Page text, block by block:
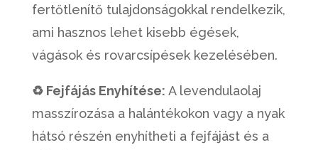
fertőtlenítő tulajdonságokkal rendelkezik,
ami hasznos lehet kisebb égések,
vágások és rovarcsípések kezelésében.
♻ Fejfájás Enyhítése: A levendulaolaj
masszírozása a halántékokon vagy a nyak
hátsó részén enyhítheti a fejfájást és a